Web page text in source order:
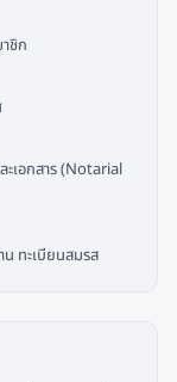
ชิก
เอกสาร (Notarial
น ทะเบียนสมรส